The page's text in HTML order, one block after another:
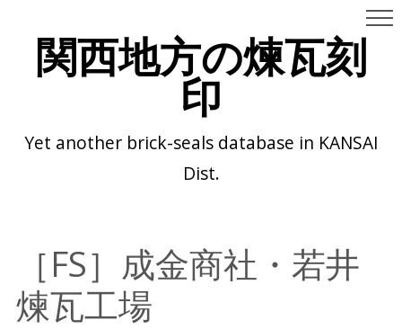
関西地方の煉瓦刻
印
Yet another brick-seals database in KANSAI
Dist.
［FS］成金商社・若井
煉瓦工場